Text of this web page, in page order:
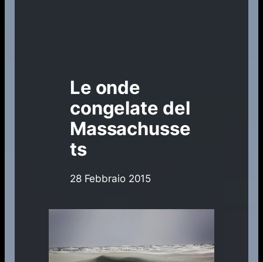
Le onde
congelate del
Massachusse
ts
28 Febbraio 2015